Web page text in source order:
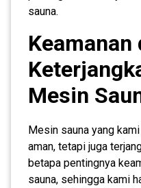
sauna.
Keamanan
Mesin
Mesin sauna yang
aman, tetapi juga
betapa pentingnya
sauna, sehingga kami